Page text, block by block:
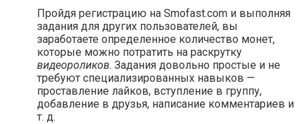
Пройдя регистрацию на Smofast.com и выполняя
задания для других пользователей, вы
заработаете определенное количество монет,
которые можно потратить на раскрутку
видеороликов. Задания довольно простые и не
требуют специализированных навыков —
проставление лайков, вступление в группу,
добавление в друзья, написание комментариев и
т. д.